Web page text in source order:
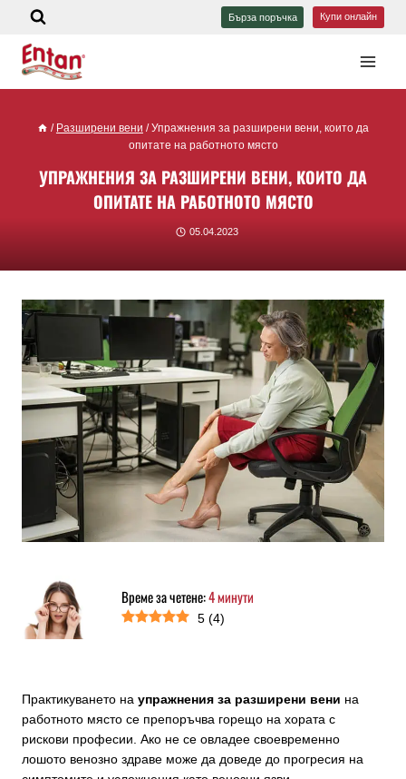
Бърза поръчка Купи онлайн
/ Разширени вени / Упражнения за разширени вени, които да
опитате на работното място
УПРАЖНЕНИЯ ЗА РАЗШИРЕНИ ВЕНИ, КОИТО ДА
ОПИТАТЕ НА РАБОТНОТО МЯСТО
05.04.2023
Време за четене:4минути
5 (4)
Практикуването на упражнения за разширени вени на
работното място се препоръчва горещо на хората с
рискови професии. Ако не се овладее своевременно
лошото венозно здраве може да доведе до прогресия на